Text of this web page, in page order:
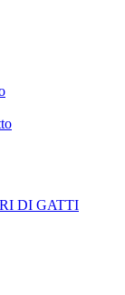
DI GATTI